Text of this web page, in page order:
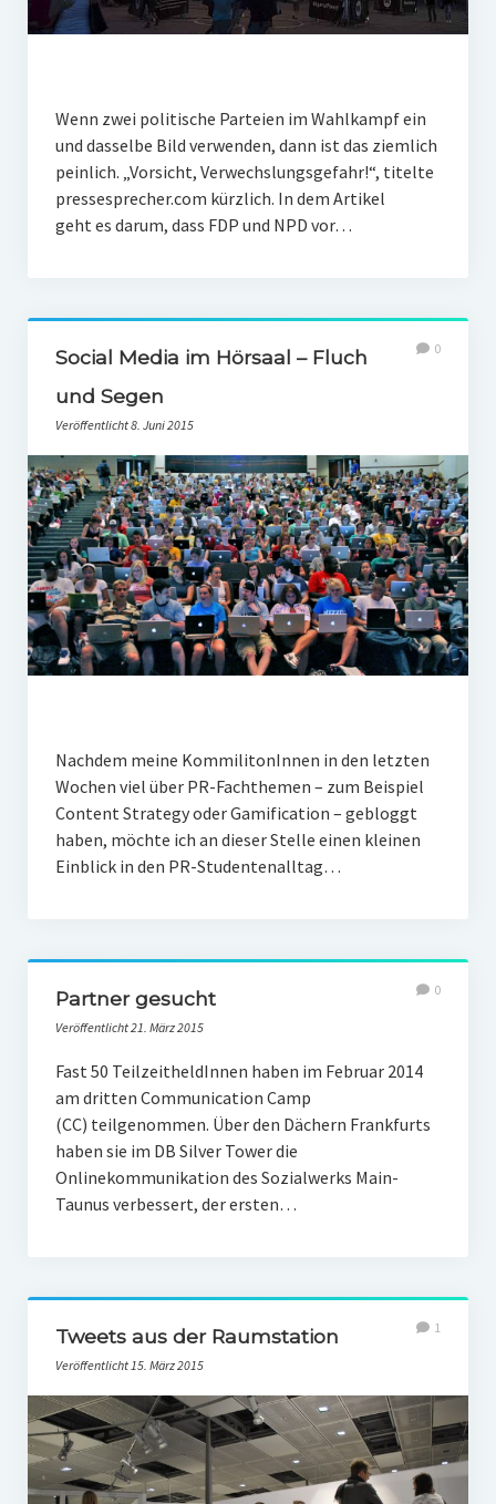
Wenn zwei politische Parteien im Wahlkampf ein
und dasselbe Bild verwenden, dann ist das ziemlich
peinlich. „Vorsicht, Verwechslungsgefahr!“, titelte
pressesprecher.com kürzlich. In dem Artikel
geht es darum, dass FDP und NPD vor…
Social Media im Hörsaal – Fluch
und Segen
Veröffentlicht 8. Juni 2015
0
Nachdem meine KommilitonInnen in den letzten
Wochen viel über PR-Fachthemen – zum Beispiel
Content Strategy oder Gamification – gebloggt
haben, möchte ich an dieser Stelle einen kleinen
Einblick in den PR-Studentenalltag…
Partner gesucht
Veröffentlicht 21. März 2015
0
Fast 50 TeilzeitheldInnen haben im Februar 2014
am dritten Communication Camp
(CC) teilgenommen. Über den Dächern Frankfurts
haben sie im DB Silver Tower die
Onlinekommunikation des Sozialwerks Main-
Taunus verbessert, der ersten…
Tweets aus der Raumstation
Veröffentlicht 15. März 2015
1